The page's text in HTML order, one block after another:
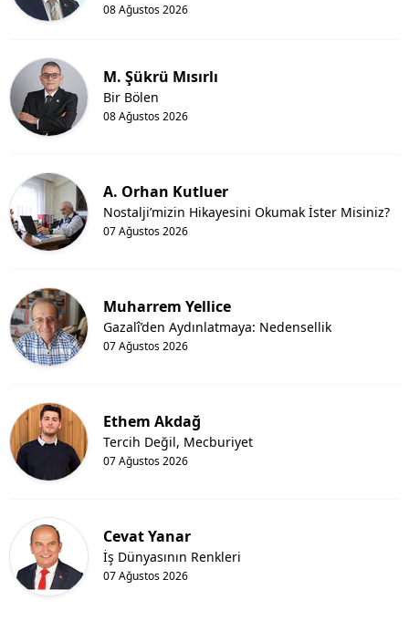
08 Ağustos 2026
M. Şükrü Mısırlı
08 Ağustos 2026
Bir Bölen
A. Orhan Kutluer
07 Ağustos 2026
Nostalji’mizin Hikayesini Okumak İster Misiniz?
Muharrem Yellice
07 Ağustos 2026
Gazalî’den Aydınlatmaya: Nedensellik
Ethem Akdağ
07 Ağustos 2026
Tercih Değil, Mecburiyet
Cevat Yanar
07 Ağustos 2026
İş Dünyasının Renkleri